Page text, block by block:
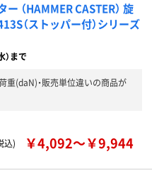
（HAMMER CASTER） 旋
（ストッパー付）シリーズ
）まで
重(daN)・販売単位違いの商品が
込)
￥4,092～￥9,944